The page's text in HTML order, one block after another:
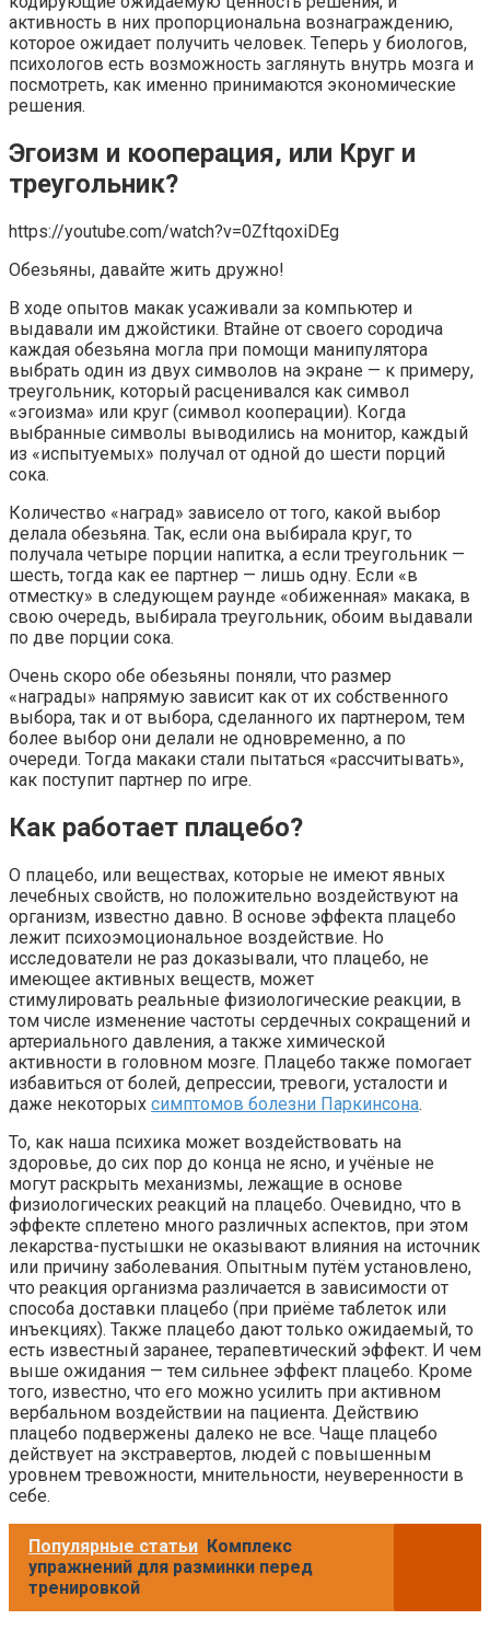
активность в них пропорциональна вознаграждению,
которое ожидает получить человек. Теперь у биологов,
психологов есть возможность заглянуть внутрь мозга и
посмотреть, как именно принимаются экономические
решения.
Эгоизм и кооперация, или Круг и
треугольник?
https://youtube.com/watch?v=0ZftqoxiDEg
Обезьяны, давайте жить дружно!
В ходе опытов макак усаживали за компьютер и
выдавали им джойстики. Втайне от своего сородича
каждая обезьяна могла при помощи манипулятора
выбрать один из двух символов на экране — к примеру,
треугольник, который расценивался как символ
«эгоизма» или круг (символ кооперации). Когда
выбранные символы выводились на монитор, каждый
из «испытуемых» получал от одной до шести порций
сока.
Количество «наград» зависело от того, какой выбор
делала обезьяна. Так, если она выбирала круг, то
получала четыре порции напитка, а если треугольник —
шесть, тогда как ее партнер — лишь одну. Если «в
отместку» в следующем раунде «обиженная» макака, в
свою очередь, выбирала треугольник, обоим выдавали
по две порции сока.
Очень скоро обе обезьяны поняли, что размер
«награды» напрямую зависит как от их собственного
выбора, так и от выбора, сделанного их партнером, тем
более выбор они делали не одновременно, а по
очереди. Тогда макаки стали пытаться «рассчитывать»,
как поступит партнер по игре.
Как работает плацебо?
О плацебо, или веществах, которые не имеют явных
лечебных свойств, но положительно воздействуют на
организм, известно давно. В основе эффекта плацебо
лежит психоэмоциональное воздействие. Но
исследователи не раз доказывали, что плацебо, не
имеющее активных веществ, может
стимулировать реальные физиологические реакции, в
том числе изменение частоты сердечных сокращений и
артериального давления, а также химической
активности в головном мозге. Плацебо также помогает
избавиться от болей, депрессии, тревоги, усталости и
даже некоторых симптомов болезни Паркинсона.
То, как наша психика может воздействовать на
здоровье, до сих пор до конца не ясно, и учёные не
могут раскрыть механизмы, лежащие в основе
физиологических реакций на плацебо. Очевидно, что в
эффекте сплетено много различных аспектов, при этом
лекарства-пустышки не оказывают влияния на источник
или причину заболевания. Опытным путём установлено,
что реакция организма различается в зависимости от
способа доставки плацебо (при приёме таблеток или
инъекциях). Также плацебо дают только ожидаемый, то
есть известный заранее, терапевтический эффект. И чем
выше ожидания — тем сильнее эффект плацебо. Кроме
того, известно, что его можно усилить при активном
вербальном воздействии на пациента. Действию
плацебо подвержены далеко не все. Чаще плацебо
действует на экстравертов, людей с повышенным
уровнем тревожности, мнительности, неуверенности в
себе.
Популярные статьи Комплекс
упражнений для разминки перед
тренировкой